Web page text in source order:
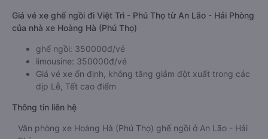
Giá vé xe ghế ngồi đi Việt Trì - Phú Thọ từ An Lão - Hải Phòng
của nhà xe Hoàng Hà (Phú Thọ)
ghế ngồi: 350000đ/vé
limousine: 350000đ/vé
Giá vé xe ổn định, không tăng giảm đột xuất trong các
dịp Lễ, Tết cao điểm
Thông tin liên hệ
Văn phòng xe Hoàng Hà (Phú Thọ) ghế ngồi ở An Lão - Hải